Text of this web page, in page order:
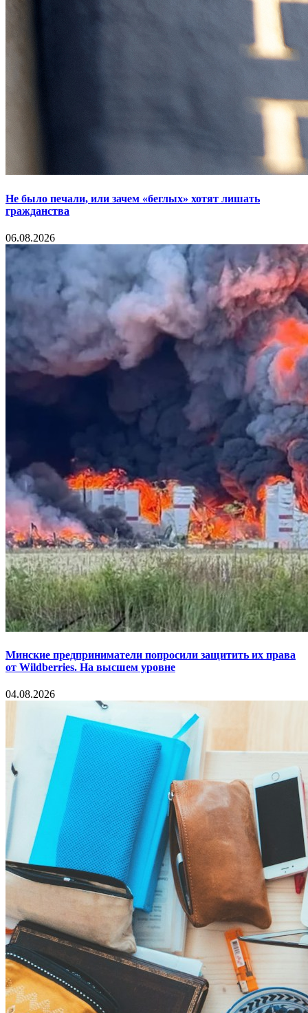
Не было печали, или зачем «беглых» хотят лишать
гражданства
06.08.2026
Минские предприниматели попросили защитить их права
от Wildberries. На высшем уровне
04.08.2026